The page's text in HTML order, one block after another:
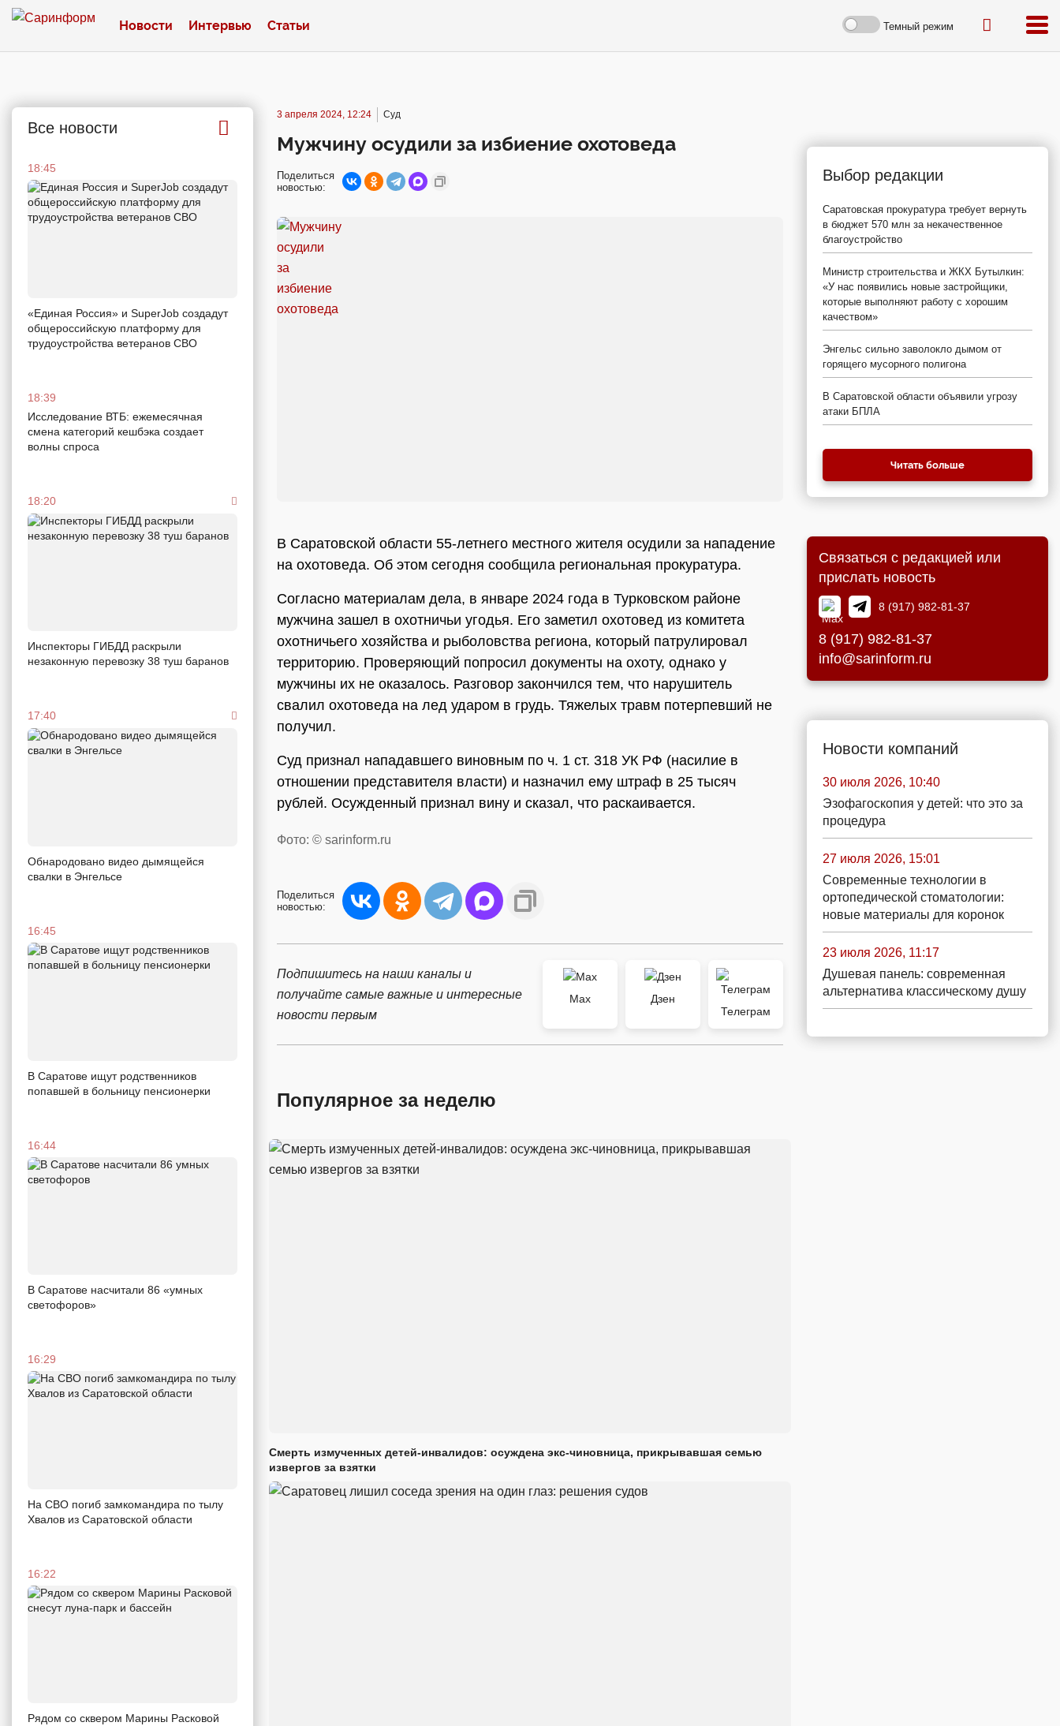
Новости Интервью Статьи Темный режим
Все новости
18:45
«Единая Россия» и SuperJob создадут
общероссийскую платформу для
трудоустройства ветеранов СВО
18:39
Исследование ВТБ: ежемесячная
смена категорий кешбэка создает
волны спроса
18:20
Инспекторы ГИБДД раскрыли
незаконную перевозку 38 туш баранов
17:40
Обнародовано видео дымящейся
свалки в Энгельсе
16:45
В Саратове ищут родственников
попавшей в больницу пенсионерки
16:44
В Саратове насчитали 86 «умных
светофоров»
16:29
На СВО погиб замкомандира по тылу
Хвалов из Саратовской области
16:22
Рядом со сквером Марины Расковой
3 апреля 2024, 12:24 Суд
Мужчину осудили за избиение охотоведа
Поделиться
новостью:
В Саратовской области 55-летнего местного жителя осудили за нападение
на охотоведа. Об этом сегодня сообщила региональная прокуратура.
Согласно материалам дела, в январе 2024 года в Турковском районе
мужчина зашел в охотничьи угодья. Его заметил охотовед из комитета
охотничьего хозяйства и рыболовства региона, который патрулировал
территорию. Проверяющий попросил документы на охоту, однако у
мужчины их не оказалось. Разговор закончился тем, что нарушитель
свалил охотоведа на лед ударом в грудь. Тяжелых травм потерпевший не
получил.
Суд признал нападавшего виновным по ч. 1 ст. 318 УК РФ (насилие в
отношении представителя власти) и назначил ему штраф в 25 тысяч
рублей. Осужденный признал вину и сказал, что раскаивается.
Фото: © sarinform.ru
Поделиться
новостью:
Подпишитесь на наши каналы и
получайте самые важные и интересные
новости первым
Max
Дзен
Телеграм
Популярное за неделю
Смерть измученных детей-инвалидов: осуждена экс-чиновница, прикрывавшая семью
извергов за взятки
Выбор редакции
Саратовская прокуратура требует вернуть
в бюджет 570 млн за некачественное
благоустройство
Министр строительства и ЖКХ Бутылкин:
«У нас появились новые застройщики,
которые выполняют работу с хорошим
качеством»
Энгельс сильно заволокло дымом от
горящего мусорного полигона
В Саратовской области объявили угрозу
атаки БПЛА
Читать больше
Связаться с редакцией или
прислать новость
8 (917) 982-81-37
8 (917) 982-81-37
info@sarinform.ru
Новости компаний
30 июля 2026, 10:40
Эзофагоскопия у детей: что это за
процедура
27 июля 2026, 15:01
Современные технологии в
ортопедической стоматологии:
новые материалы для коронок
23 июля 2026, 11:17
Душевая панель: современная
альтернатива классическому душу